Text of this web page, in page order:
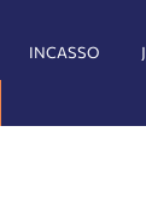
INCASSO